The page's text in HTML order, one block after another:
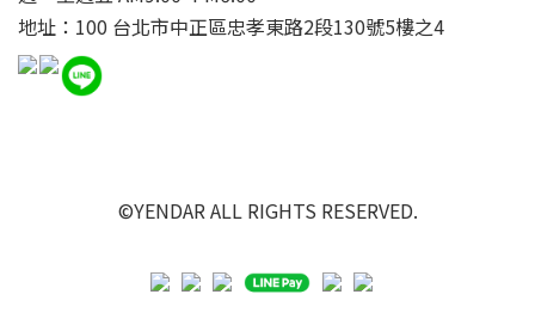
地址：100 台北市中正區忠孝東路2段130號5樓之4
©YENDAR ALL RIGHTS RESERVED.